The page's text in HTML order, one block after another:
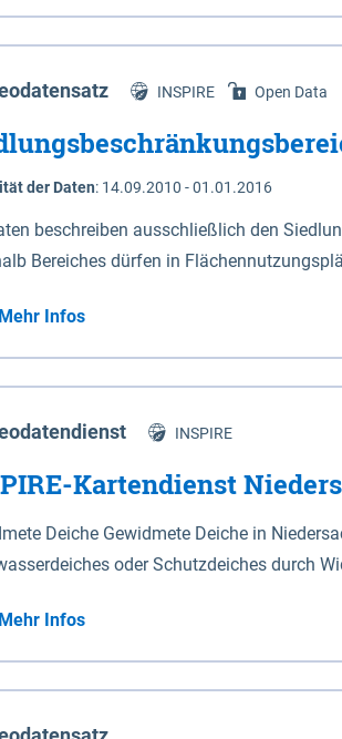
Niedersachsen (vgl. Abb. 4-1) entlang
472,5 bei Schnackenburg bis
Dannenberg und Lüneburg.
INSPIRE Open Data
der Daten: 14.09.2010 - 01.01.2016
beschreiben ausschließlich den
Bereiches dürfen in
Mehr Infos
INSPIRE
Kartendienst
Deiche Gewidmete Deiche in
oder Schutzdeiches durch
Deiche gelten die Bestimmungen
Sperrwerke Sperrwerke sind Bauwerke mit Sperrvorrichtungen in Tidegewässern, die dem
eines Gebietes vor erhöhten Tiden, vor
Art erhält die Eigenschaft eines
Mehr Infos